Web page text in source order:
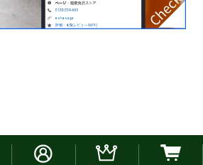
でのご注文はこちら